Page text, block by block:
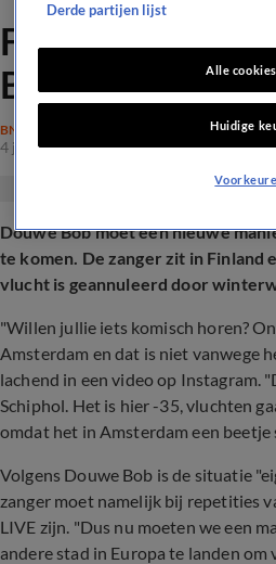
Fikse domper
Bob: 'Niet zo
BN'ERS
4 jan 2026, 10:57
Douwe Bob moet een nieuwe
te komen. De zanger zit in Finland
vlucht is geannuleerd door
"Willen jullie iets komisch horen?
Amsterdam en dat is niet vanwege
lachend in een video op Instagram.
Schiphol. Het is hier -35, vluchten
omdat het in Amsterdam een beetje
Volgens Douwe Bob is de situatie
zanger moet namelijk bij repetities
LIVE zijn. "Dus nu moeten we een
andere stad in Europa te landen
Derde partijen lijst
Alle
Huidige